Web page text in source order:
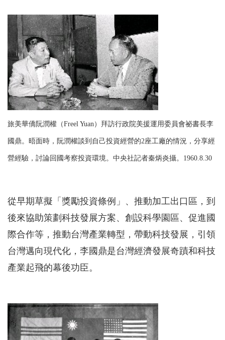
旅美華僑阮潤權（Freel Yuan）拜訪行政院美援運用委員會祕書長李
國鼎。晤面時，阮潤權談到自己投資經營的2座工廠的情況，分享經
營經驗，討論回國考察投資環境。中央社記者秦炳炎攝。1960.8.30
從早期草擬「獎勵投資條例」、推動加工出口區，到
後來協助策劃科技發展方案、創設科學園區、促進國
際合作等，推動台灣產業轉型，帶動科技發展，引領
台灣邁向現代化，李國鼎是台灣經濟發展奇蹟和科技
產業起飛的幕後功臣。